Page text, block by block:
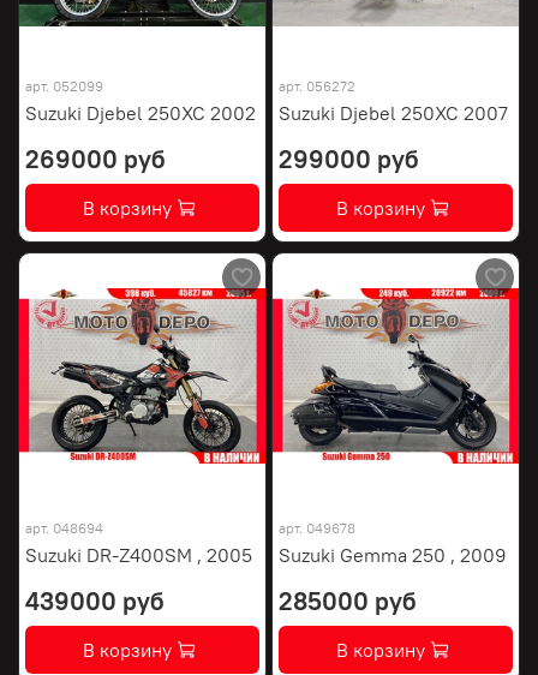
арт. 052099
Suzuki Djebel 250XC 2002
269000 руб
В корзину
арт. 056272
Suzuki Djebel 250XC 2007
299000 руб
В корзину
арт. 048694
Suzuki DR-Z400SM , 2005
439000 руб
В корзину
арт. 049678
Suzuki Gemma 250 , 2009
285000 руб
В корзину